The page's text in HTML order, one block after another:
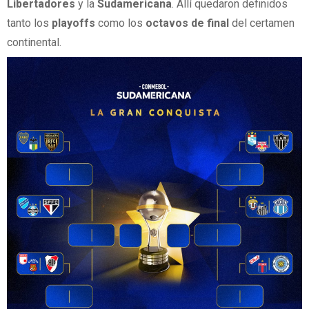
Libertadores y la Sudamericana . Allí quedaron definidos
tanto los playoffs como los octavos de final del certamen
continental.